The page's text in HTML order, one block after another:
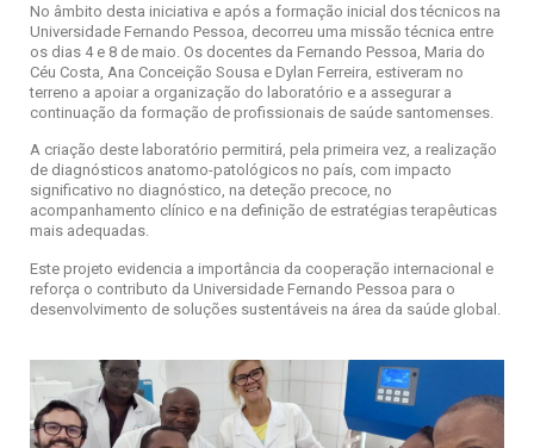
No âmbito desta iniciativa e após a formação inicial dos técnicos na
Universidade Fernando Pessoa, decorreu uma missão técnica entre
os dias 4 e 8 de maio. Os docentes da Fernando Pessoa, Maria do
Céu Costa, Ana Conceição Sousa e Dylan Ferreira, estiveram no
terreno a apoiar a organização do laboratório e a assegurar a
continuação da formação de profissionais de saúde santomenses.
A criação deste laboratório permitirá, pela primeira vez, a realização
de diagnósticos anatomo-patológicos no país, com impacto
significativo no diagnóstico, na deteção precoce, no
acompanhamento clínico e na definição de estratégias terapêuticas
mais adequadas.
Este projeto evidencia a importância da cooperação internacional e
reforça o contributo da Universidade Fernando Pessoa para o
desenvolvimento de soluções sustentáveis na área da saúde global.